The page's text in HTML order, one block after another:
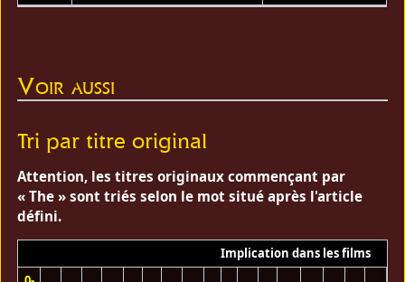
Voir aussi
Tri par titre original
Attention, les titres originaux commençant par
« The » sont triés selon le mot situé après l'article
défini.
Implication dans les films